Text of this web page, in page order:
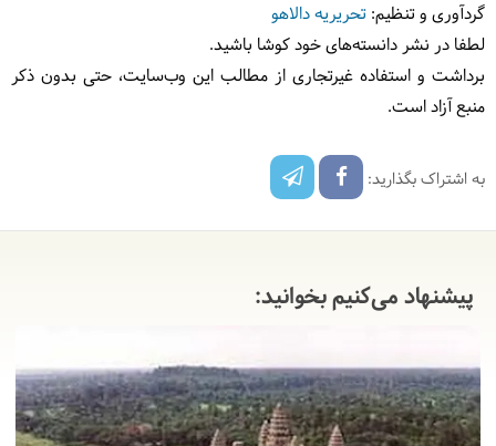
گردآوری و تنظیم: تحریریه دالاهو
لطفا در نشر دانسته‌های خود کوشا باشید.
برداشت و استفاده غیرتجاری از مطالب این وب‌سایت، حتی بدون ذکر
منبع آزاد است.
به اشتراک بگذارید:
پیشنهاد می‌کنیم بخوانید: